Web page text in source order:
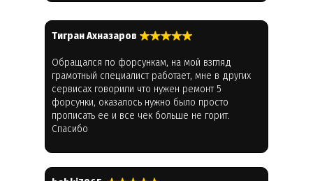
Тигран Ахназаров
Обращался по форсункам, на мой взгляд
грамотный специалист работает, мне в других
сервисах говорили что нужен ремонт 5
форсунки, оказалось нужно было просто
прописать ее и все чек больше не горит.
Спасибо